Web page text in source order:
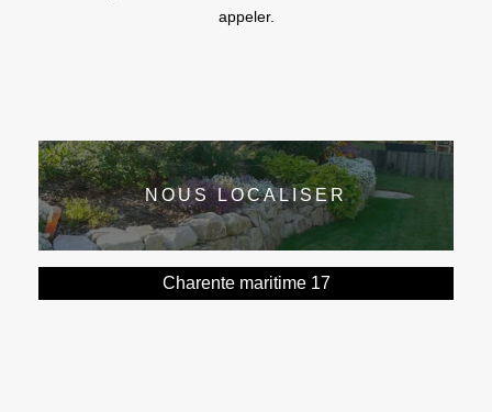
appeler.
NOUS LOCALISER
Charente maritime 17